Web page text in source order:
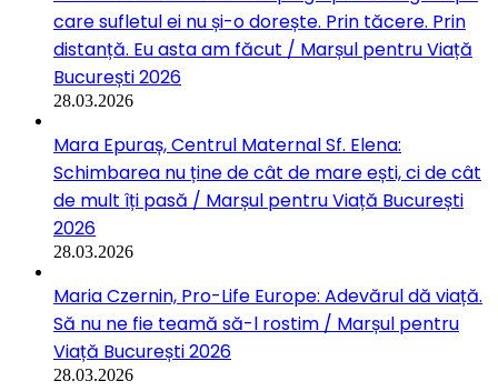
care sufletul ei nu și-o dorește. Prin tăcere. Prin
distanță. Eu asta am făcut / Marșul pentru Viață
București 2026
28.03.2026
Mara Epuraș, Centrul Maternal Sf. Elena:
Schimbarea nu ține de cât de mare ești, ci de cât
de mult îți pasă / Marșul pentru Viață București
2026
28.03.2026
Maria Czernin, Pro-Life Europe: Adevărul dă viață.
Să nu ne fie teamă să-l rostim / Marșul pentru
Viață București 2026
28.03.2026